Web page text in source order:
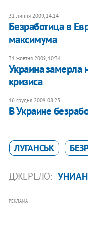
31 липня 2009, 14:14
Безработица в
максимума
31 жовтня 2009, 10:34
Украина замерла
кризиса
16 грудня 2009, 08:23
В Украине
ЛУГАНСЬК
ДЖЕРЕЛО: УНИАН
РЕКЛАМА